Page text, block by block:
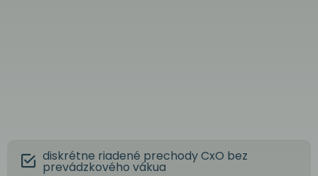
diskrétne riadené prechody CxO bez
prevádzkového vákua